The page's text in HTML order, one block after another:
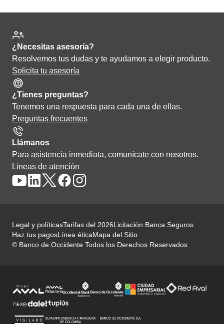
¿Necesitas asesoría?
Resolvemos tus dudas y te ayudamos a elegir producto.
Solicita tu asesoría
¿Tienes preguntas?
Tenemos una respuesta para cada una de ellas.
Preguntas frecuentes
Llámanos
Para asistencia inmediata, comunícate con nosotros.
Líneas de atención
Legal y políticasTarifas del 2026Licitación Banca Seguros
Haz tus pagosLínea éticaMapa del Sitio
© Banco de Occidente Todos los Derechos Reservados